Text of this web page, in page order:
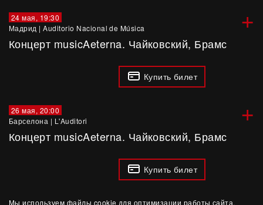
Мы используем файлы cookie для оптимизации работы сайта,
+
24 мая, 19:30
Мадрид |Auditorio Nacional de Música
Концерт musicAeterna. Чайковский, Брамс
Купить билет
+
26 мая, 20:00
Барселона | L'Auditori
Концерт musicAeterna. Чайковский, Брамс
Купить билет